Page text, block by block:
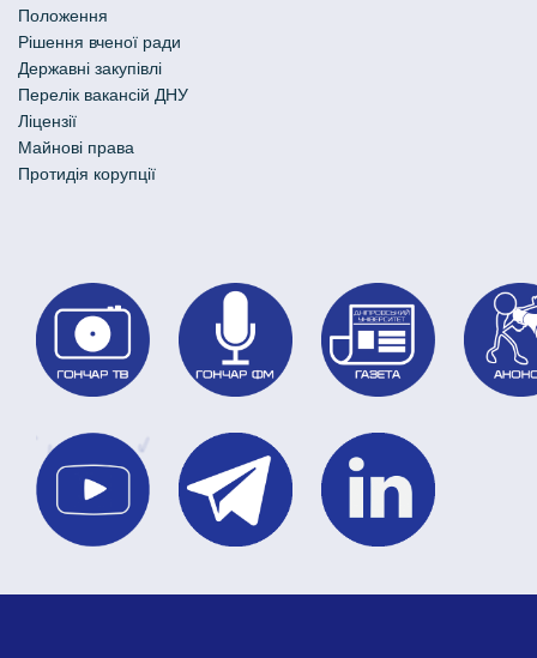
Положення
Рішення вченої ради
Державні закупівлі
Перелік вакансій ДНУ
Ліцензії
Майнові права
Протидія корупції